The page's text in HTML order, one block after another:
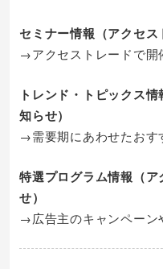
セミナー情報（アクセス
→アクセストレードで開
トレンド・トピックス
知らせ）
→需要期にあわせたおす
特選プログラム情報（
せ）
→広告主のキャンペーン